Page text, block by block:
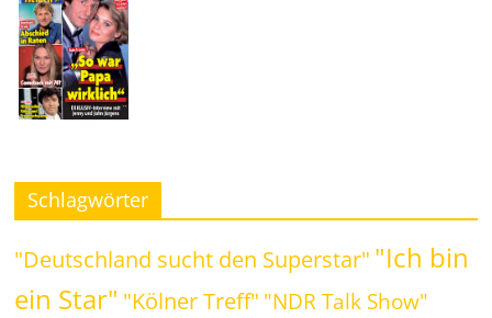
Schlagwörter
"Deutschland sucht den Superstar" "Ich bin
ein Star" "Kölner Treff" "NDR Talk Show"